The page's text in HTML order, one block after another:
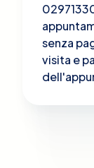
senza
visita e